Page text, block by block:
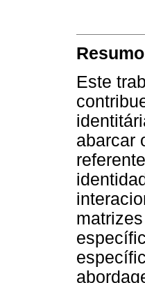
Resumo
Este
abarcar